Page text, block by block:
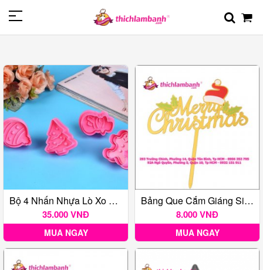
Bộ 4 Nhấn Nhựa Lò Xo Giáng Sinh Noel Hồng
35.000 VNĐ
MUA NGAY
Bảng Que Cắm Giáng Sinh Nón Đỏ
8.000 VNĐ
MUA NGAY